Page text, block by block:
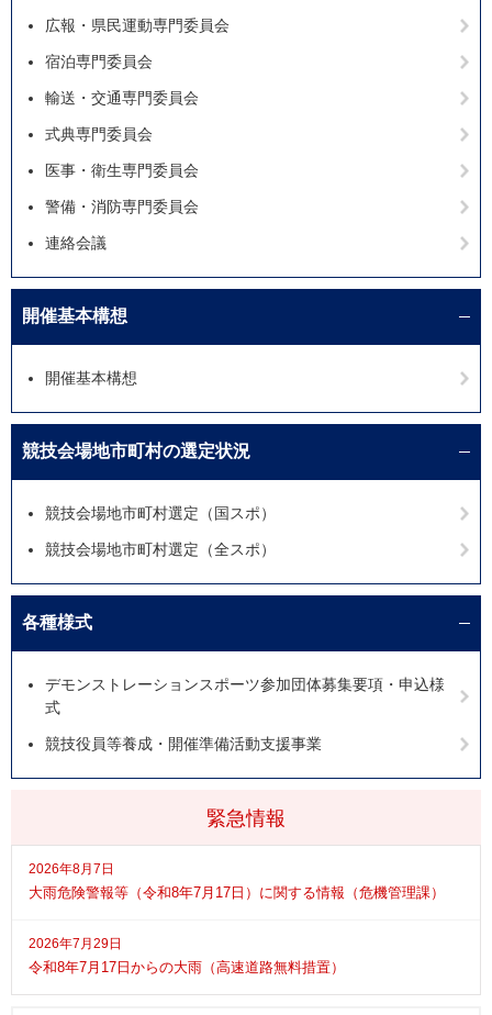
緊急情報
2026年8月7日
大雨危険警報等（令和8年7月17日）に関する情報（危機管理課）
2026年7月29日
令和8年7月17日からの大雨（高速道路無料措置）
広報・県民運動専門委員会
宿泊専門委員会
輸送・交通専門委員会
式典専門委員会
医事・衛生専門委員会
警備・消防専門委員会
連絡会議
開催基本構想
開催基本構想
競技会場地市町村の選定状況
競技会場地市町村選定（国スポ）
競技会場地市町村選定（全スポ）
各種様式
デモンストレーションスポーツ参加団体募集要項・申込様
式
競技役員等養成・開催準備活動支援事業